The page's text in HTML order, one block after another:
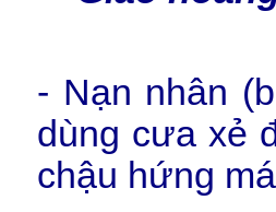
- Nạn nhân
dùng cưa xẻ
chậu hứng